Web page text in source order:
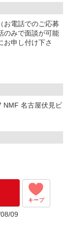
お電話でのご応募
のみで面談が可能
お申し付け下さ
NMF 名古屋伏見ビ
キープ
09